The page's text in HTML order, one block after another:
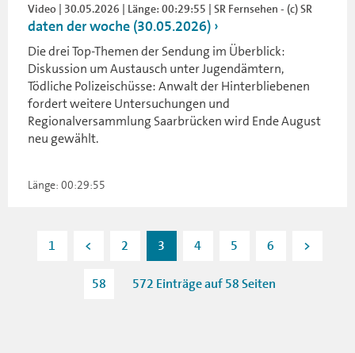
Video | 30.05.2026 | Länge: 00:29:55 | SR Fernsehen - (c) SR
daten der woche (30.05.2026)
Die drei Top-Themen der Sendung im Überblick:
Diskussion um Austausch unter Jugendämtern,
Tödliche Polizeischüsse: Anwalt der Hinterbliebenen
fordert weitere Untersuchungen und
Regionalversammlung Saarbrücken wird Ende August
neu gewählt.
Länge: 00:29:55
1 < 2 3 4 5 6 >
58 572 Einträge auf 58 Seiten